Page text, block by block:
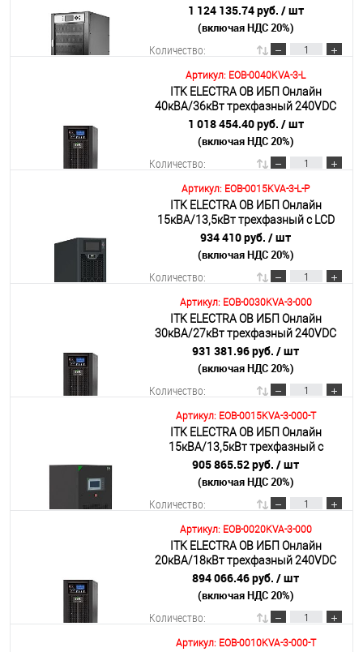
Подробнее
дисплеем 384-480VDC без АКБ с
регулируемым зарядным
устройством
1 124 135.74 руб. / шт
(включая НДС 20%)
Количество:
В корзину
Подробнее
Артикул: EOB-0040KVA-3-L
ITK ELECTRA OB ИБП Онлайн
40кВА/36кВт трехфазный 240VDC
без АКБ с регулируемым зарядным
устройством
1 018 454.40 руб. / шт
(включая НДС 20%)
Количество:
В корзину
Подробнее
Артикул: EOB-0015KVA-3-L-P
ITK ELECTRA OB ИБП Онлайн
15кВА/13,5кВт трехфазный с LCD
дисплеем 384-480VDC без АКБ с
регулируемым зарядным
устройством
934 410 руб. / шт
(включая НДС 20%)
Количество:
В корзину
Подробнее
Артикул: EOB-0030KVA-3-000
ITK ELECTRA OB ИБП Онлайн
30кВА/27кВт трехфазный 240VDC
без АКБ с возможностью установки
40х12AH
931 381.96 руб. / шт
(включая НДС 20%)
Количество:
В корзину
Подробнее
Артикул: EOB-0015KVA-3-000-T
ITK ELECTRA OB ИБП Онлайн
15кВА/13,5кВт трехфазный с
выходным трансформатором 360-
384VDC без АКБ с сенсорным
экраном
905 865.52 руб. / шт
(включая НДС 20%)
Количество:
В корзину
Подробнее
Артикул: EOB-0020KVA-3-000
ITK ELECTRA OB ИБП Онлайн
20кВА/18кВт трехфазный 240VDC
без АКБ с возможностью установки
40х7AH/9AH/12AH
894 066.46 руб. / шт
(включая НДС 20%)
Количество:
Артикул: EOB-0010KVA-3-000-T